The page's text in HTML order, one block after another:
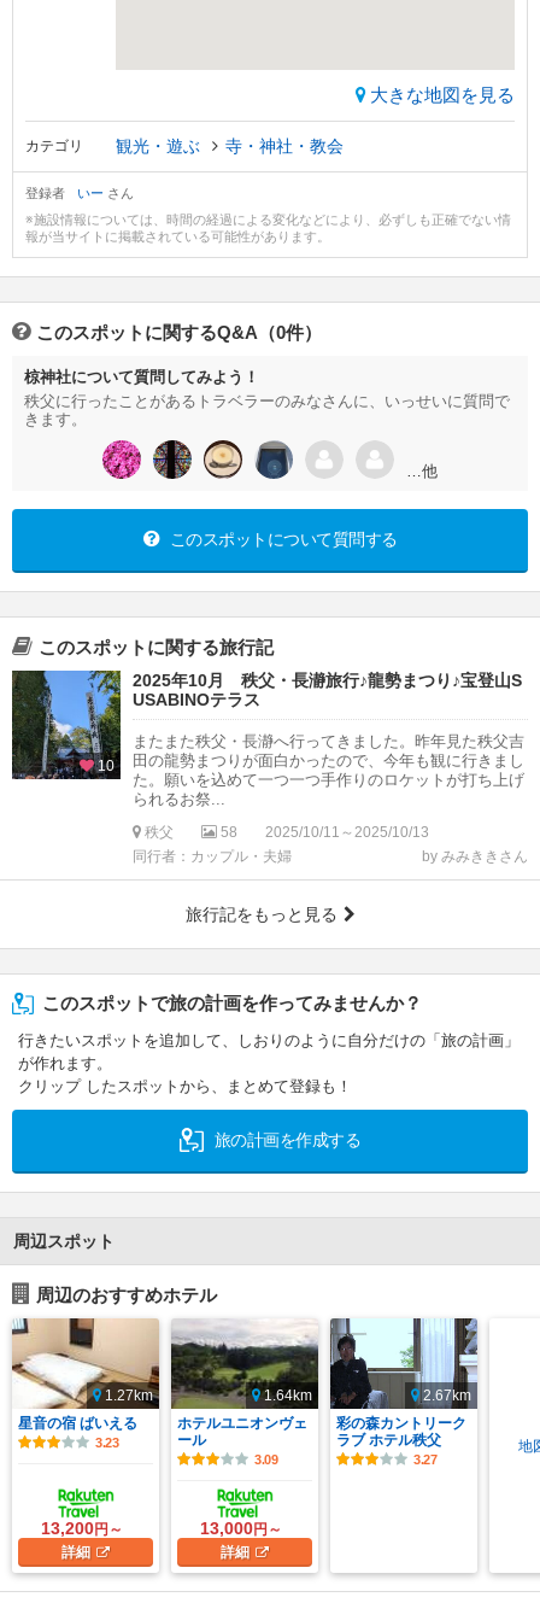
大きな地図を見る
カテゴリ 観光・遊ぶ 寺・神社・教会
登録者 いー さん
※施設情報については、時間の経過による変化などにより、必ずしも正確でない情
報が当サイトに掲載されている可能性があります。
このスポットに関するQ&A（0件）
椋神社について質問してみよう！
秩父に行ったことがあるトラベラーのみなさんに、いっせいに質問で
きます。
…他
このスポットについて質問する
このスポットに関する旅行記
10
2025年10月 秩父・長瀞旅行♪龍勢まつり♪宝登山S
USABINOテラス
またまた秩父・長瀞へ行ってきました。昨年見た秩父吉
田の龍勢まつりが面白かったので、今年も観に行きまし
た。願いを込めて一つ一つ手作りのロケットが打ち上げ
られるお祭...
秩父 58
2025/10/11～2025/10/13
同行者：カップル・夫婦
by みみききさん
旅行記をもっと見る
このスポットで旅の計画を作ってみませんか？
行きたいスポットを追加して、しおりのように自分だけの「旅の計画」
が作れます。
クリップ したスポットから、まとめて登録も！
旅の計画を作成する
周辺スポット
周辺のおすすめホテル
1.27km
星音の宿 ばいえる
3.23
13,200円～
詳細
1.64km
ホテルユニオンヴェ
ール
3.09
13,000円～
詳細
2.67km
彩の森カントリーク
ラブ ホテル秩父
3.27
地